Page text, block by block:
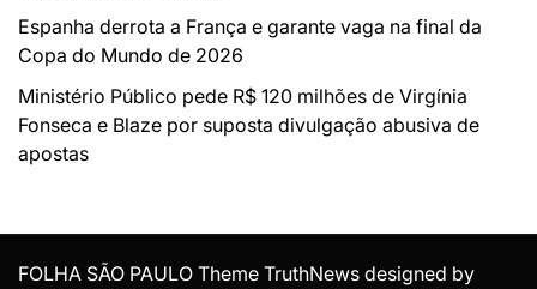
Espanha derrota a França e garante vaga na final da
Copa do Mundo de 2026
Ministério Público pede R$ 120 milhões de Virgínia
Fonseca e Blaze por suposta divulgação abusiva de
apostas
FOLHA SÃO PAULO Theme TruthNews designed by